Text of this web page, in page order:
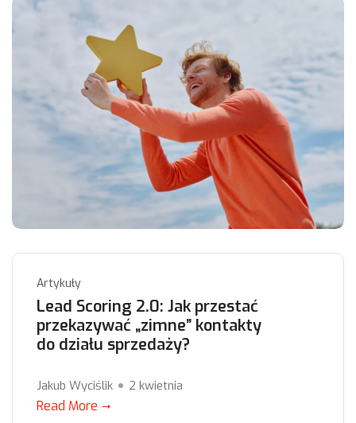
Artykuły
Lead Scoring 2.0: Jak przestać
przekazywać „zimne” kontakty
do działu sprzedaży?
Jakub Wyciślik 2 kwietnia
Read More